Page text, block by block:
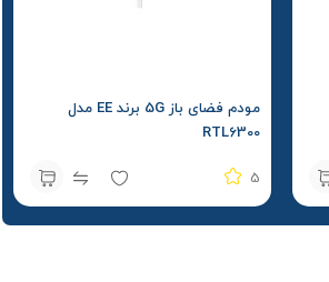
مودم فضای باز 5G برند EE مدل
RTL6300
5